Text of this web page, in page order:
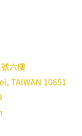
六樓
TAIWAN 10651